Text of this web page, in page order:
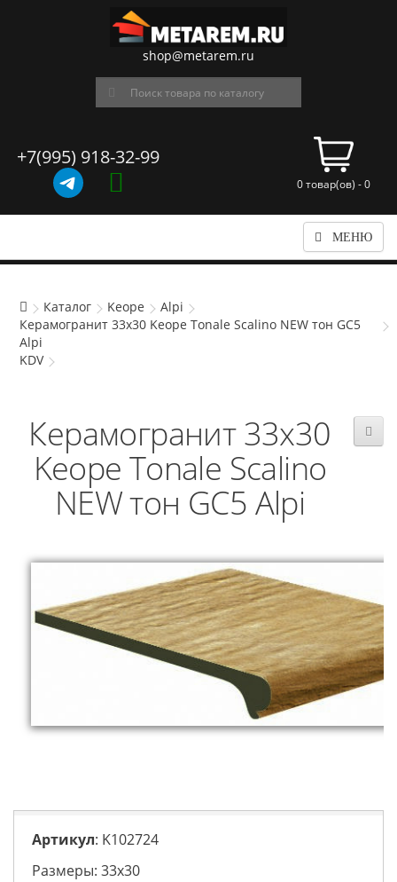
shop@metarem.ru
+7(995) 918-32-99
0 товар(ов) - 0
МЕНЮ
Каталог Keope
Alpi
Керамогранит 33x30 Keope Tonale Scalino NEW тон GC5
Alpi
KDV
Керамогранит 33x30
Keope Tonale Scalino
NEW тон GC5 Alpi
Артикул: K102724
Размеры: 33х30